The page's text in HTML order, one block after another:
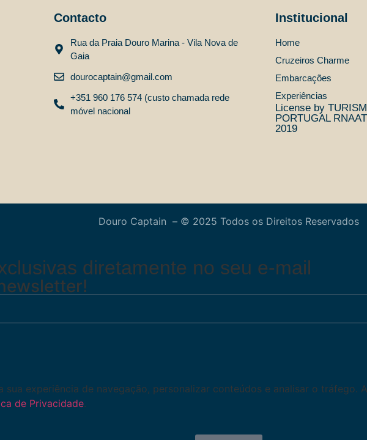
Contacto
Rua da Praia Douro Marina - Vila Nova de
Gaia
dourocaptain@gmail.com
+351 960 176 574 (custo chamada rede
móvel nacional
Institucional
Home
Cruzeiros Charme
Embarcações
Experiências
License by
PORTUGAL
2019
Douro Captain – © 2025 Todos os Direitos Reservados
diretamente no seu e-mail
sua experiência de navegação, personalizar conteúdos e analisar o
de Privacidade.